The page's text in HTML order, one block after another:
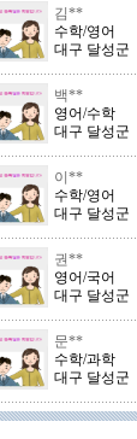
김**
수학/영어
대구 달성군
백**
영어/수학
대구 달성군
이**
수학/영어
대구 달성군
권**
영어/국어
대구 달성군
문**
수학/과학
대구 달성군